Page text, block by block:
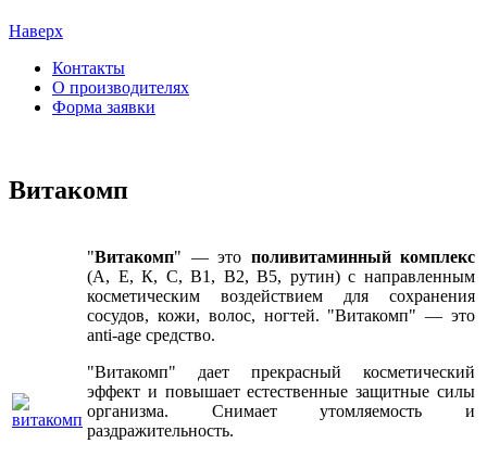
Наверх
Контакты
О производителях
Форма заявки
Витакомп
"Витакомп" — это поливитаминный комплекс
(А, Е, К, С, В1, В2, В5, рутин) с направленным
косметическим воздействием для сохранения
сосудов, кожи, волос, ногтей. "Витакомп" — это
anti-age средство.
"Витакомп" дает прекрасный косметический
эффект и повышает естественные защитные силы
организма. Снимает утомляемость и
раздражительность.